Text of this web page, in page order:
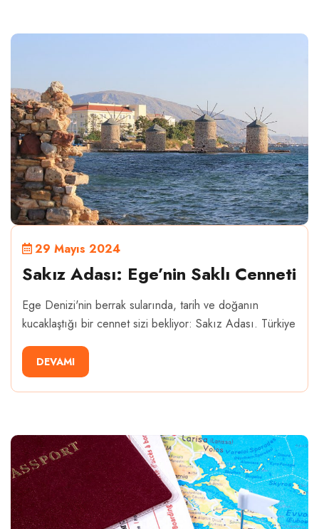
29 Mayıs 2024
Sakız Adası: Ege’nin Saklı Cenneti
Ege Denizi'nin berrak sularında, tarih ve doğanın
kucaklaştığı bir cennet sizi bekliyor: Sakız Adası. Türkiye
DEVAMI